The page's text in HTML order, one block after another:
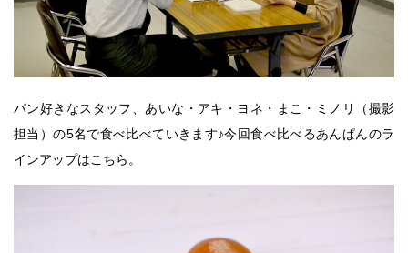
パン好きなスタッフ、 あいな・アキ・ヨネ・まこ・ミノリ
（撮影
担当）の5名で食べ比べていきます♪今回食べ比べるあんぱんのラ
インアップはこちら。